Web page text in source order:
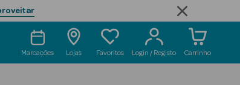
Marcações Lojas Favoritos Login / Registo Carrinho